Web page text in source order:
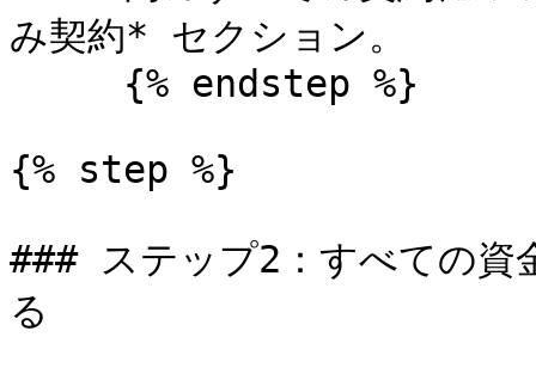
み契約* セクション。
{% step %}
### ステップ2：すべての資
る